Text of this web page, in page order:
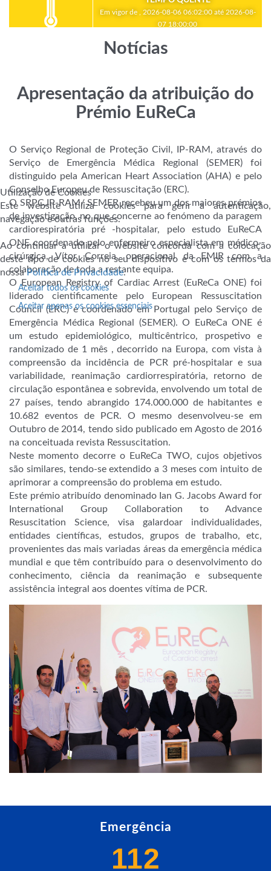
Em vigor de , 2026-08-06 06:02:00 até 2026-08-
07 18:00:00
Notícias
Apresentação da atribuição do
Prémio EuReCa
O Serviço Regional de Proteção Civil, IP-RAM, através do
Serviço de Emergência Médica Regional (SEMER) foi
distinguido pela American Heart Association (AHA) e pelo
Conselho Europeu de Ressuscitação (ERC).
O SRPC,IP-RAM/ SEMER recebeu um dos maiores prémios
de investigação, no que concerne ao fenómeno da paragem
cardiorespiratória pré -hospitalar, pelo estudo EuReCA
ONE coordenado pelo enfermeiro especialista em médico-
cirúrgica, Vítor Correia, operacional da EMIR com a
colaboração de toda a restante equipa.
O European Registry of Cardiac Arrest (EuReCa ONE) foi
liderado cientificamente pelo European Ressuscitation
Council (ERC) e coordenado em Portugal pelo Serviço de
Emergência Médica Regional (SEMER). O EuReCa ONE é
um estudo epidemiológico, multicêntrico, prospetivo e
randomizado de 1 mês , decorrido na Europa, com vista à
compreensão da incidência de PCR pré-hospitalar e sua
variabilidade, reanimação cardiorrespiratória, retorno de
circulação espontânea e sobrevida, envolvendo um total de
27 países, tendo abrangido 174.000.000 de habitantes e
10.682 eventos de PCR. O mesmo desenvolveu-se em
Outubro de 2014, tendo sido publicado em Agosto de 2016
na conceituada revista Ressuscitation.
Neste momento decorre o EuReCa TWO, cujos objetivos
são similares, tendo-se extendido a 3 meses com intuito de
aprimorar a compreensão do problema em estudo.
Este prémio atribuído denominado Ian G. Jacobs Award for
International Group Collaboration to Advance
Resuscitation Science, visa galardoar individualidades,
entidades científicas, estudos, grupos de trabalho, etc,
provenientes das mais variadas áreas da emergência médica
mundial e que têm contribuído para o desenvolvimento do
conhecimento, ciência da reanimação e subsequente
assistência integral aos doentes vítima de PCR.
Emergência
112
Utilização de Cookies
Este website utiliza cookies para gerir a autenticação,
navegação e outras funções.
Ao continuar a utilizar o website concorda com a colocação
deste tipo de cookies no seu dispositivo e com os termos da
nossaPolítica de Privacidade.
Aceitar todos os cookies
Aceitar apenas os cookies essenciais